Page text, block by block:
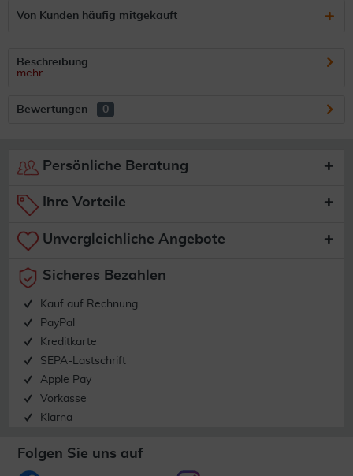
Von Kunden häufig mitgekauft
Beschreibung
mehr
Bewertungen 0
Persönliche Beratung
Ihre Vorteile
Unvergleichliche Angebote
Sicheres Bezahlen
Kauf auf Rechnung
PayPal
Kreditkarte
SEPA-Lastschrift
Apple Pay
Vorkasse
Klarna
Folgen Sie uns auf